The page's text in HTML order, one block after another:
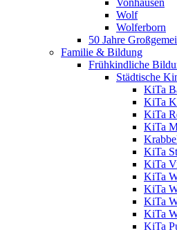
Vonhausen
Wolf
Wolferborn
50 Jahre
Familie & Bildung
Frühkindliche
Städtische
KiTa
KiTa
KiTa
KiTa
KiTa
KiTa
KiTa
KiTa
KiTa
KiTa
KiTa